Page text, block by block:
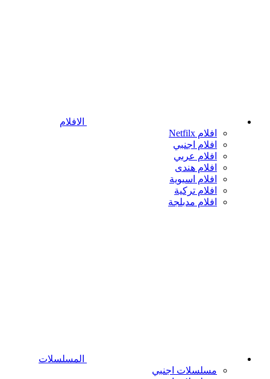
الافلام
افلام Netfilx
افلام اجنبي
افلام عربي
افلام هندى
افلام اسيوية
افلام تركية
افلام مدبلجة
المسلسلات
مسلسلات اجنبي